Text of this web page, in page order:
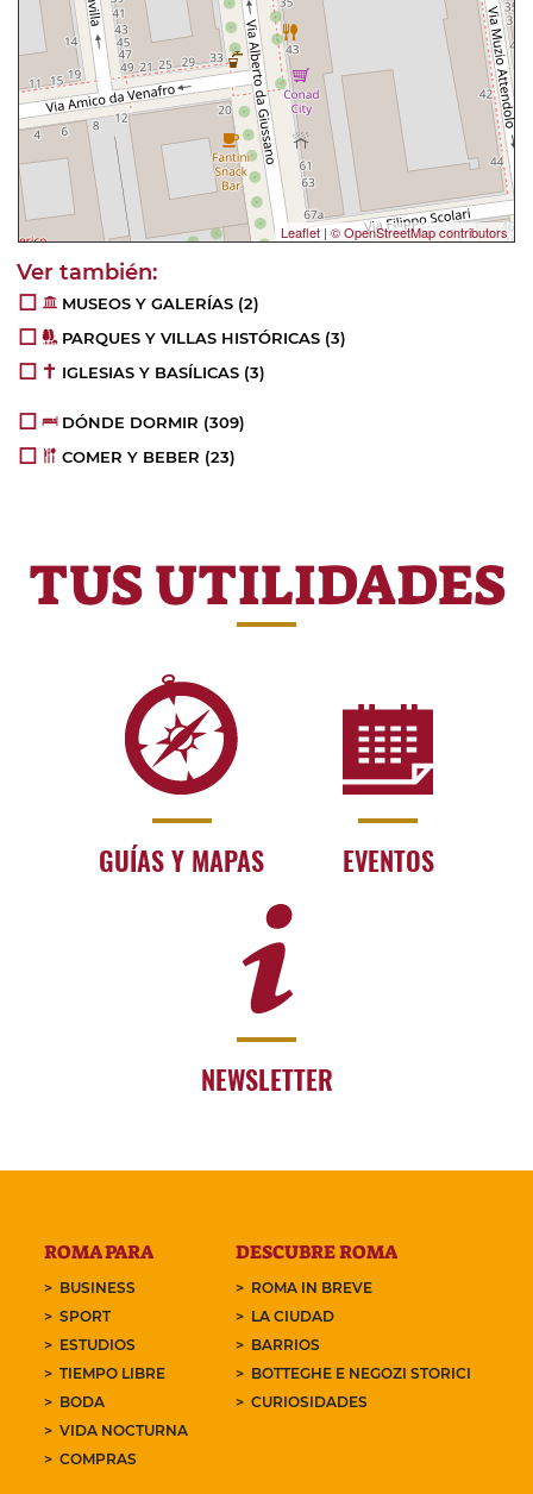
Leaflet | © OpenStreetMap contributors
MUSEOS Y GALERÍAS (2)
PARQUES Y VILLAS HISTÓRICAS (3)
IGLESIAS Y BASÍLICAS (3)
DÓNDE DORMIR (309)
COMER Y BEBER (23)
TUS UTILIDADES
GUÍAS Y MAPAS EVENTOS
NEWSLETTER
ROMA PARA
BUSINESS
SPORT
ESTUDIOS
TIEMPO LIBRE
BODA
VIDA NOCTURNA
COMPRAS
DESCUBRE ROMA
ROMA IN BREVE
LA CIUDAD
BARRIOS
BOTTEGHE E NEGOZI STORICI
CURIOSIDADES